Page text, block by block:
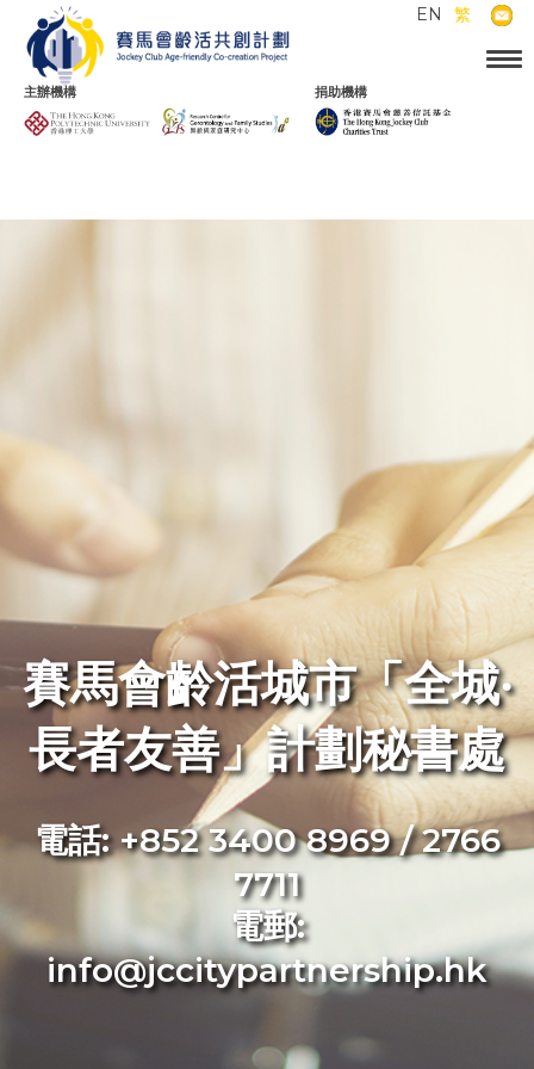
主辦機構 捐助機構
EN 繁
賽馬會齡活城市「全城‧
長者友善」計劃秘書處
電話:+852 3400 8969 / 2766
7711
電郵:
info@jccitypartnership.hk